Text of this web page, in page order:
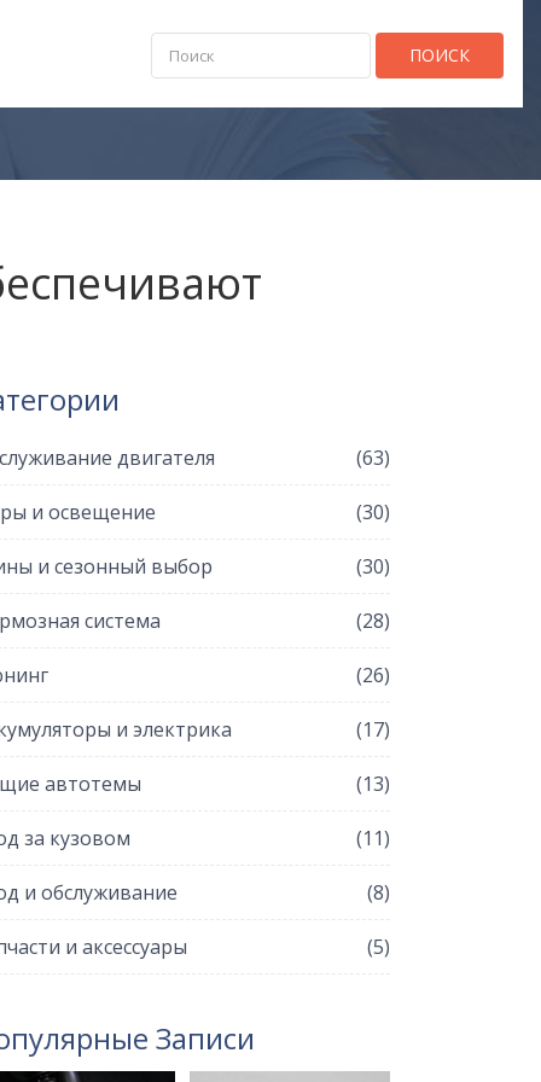
ПОИСК
двигателя (63)
и освещение (30)
и сезонный выбор (30)
система (28)
(26)
и электрика (17)
автотемы (13)
за кузовом (11)
и обслуживание (8)
и аксессуары (5)
Записи